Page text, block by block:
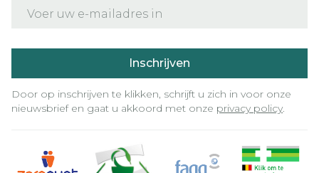
Inschrijven
Door op inschrijven te klikken, schrijft u zich in voor onze
nieuwsbrief en gaat u akkoord met onze privacy policy.